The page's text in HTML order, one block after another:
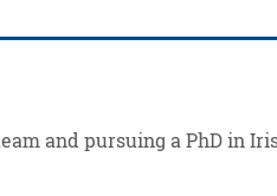
and pursuing a PhD in